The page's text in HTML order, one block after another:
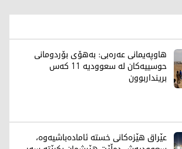
هاوپەیمانی عەرەبی: بەهۆی بۆردومانی
حوسییەکان لە سعوودیە 11 کەس
برینداربوون
عێراق هێزەکانی خستە ئامادەباشیەوە،